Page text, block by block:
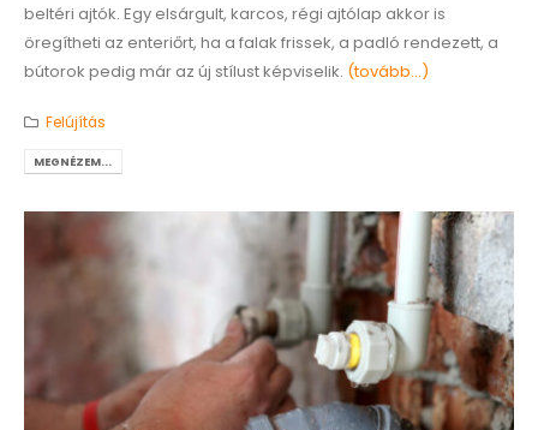
beltéri ajtók. Egy elsárgult, karcos, régi ajtólap akkor is
öregítheti az enteriőrt, ha a falak frissek, a padló rendezett, a
bútorok pedig már az új stílust képviselik. (tovább…)
Felújítás
MEGNÉZEM...